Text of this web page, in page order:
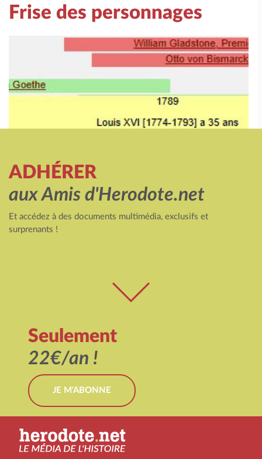
Frise des personnages
ADHÉRER
aux Amis d'Herodote.net
Et accédez à des documents multimédia, exclusifs et
surprenants !
Seulement
22€/an !
JE M'ABONNE